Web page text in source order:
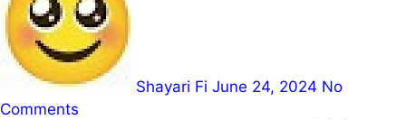
Shayari Fi June 24, 2024 No
Comments